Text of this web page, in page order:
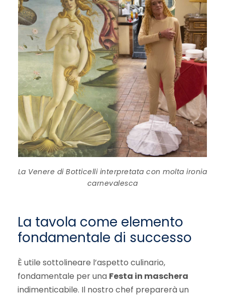
La Venere di Botticelli interpretata con molta ironia
carnevalesca
La tavola come elemento
fondamentale di successo
È utile sottolineare l’aspetto culinario,
fondamentale per una Festa in maschera
indimenticabile. Il nostro chef preparerà un